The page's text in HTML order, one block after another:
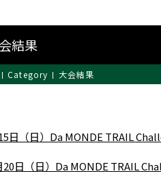
結果
Category 大会結果
日（日）Da MONDE TRAIL
20日（日）Da MONDE TRAIL